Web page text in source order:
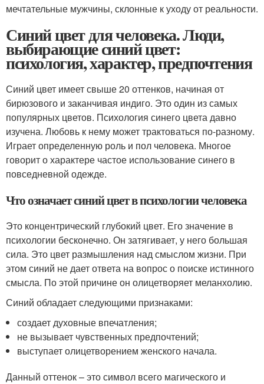
мечтательные мужчины, склонные к уходу от реальности.
Синий цвет для человека. Люди,
выбирающие синий цвет:
психология, характер, предпочтения
Синий цвет имеет свыше 20 оттенков, начиная от
бирюзового и заканчивая индиго. Это один из самых
популярных цветов. Психология синего цвета давно
изучена. Любовь к нему может трактоваться по-разному.
Играет определенную роль и пол человека. Многое
говорит о характере частое использование синего в
повседневной одежде.
Что означает синий цвет в психологии человека
Это концентрический глубокий цвет. Его значение в
психологии бесконечно. Он затягивает, у него большая
сила. Это цвет размышления над смыслом жизни. При
этом синий не дает ответа на вопрос о поиске истинного
смысла. По этой причине он олицетворяет меланхолию.
Синий обладает следующими признаками:
создает духовные впечатления;
не вызывает чувственных предпочтений;
выступает олицетворением женского начала.
Данный оттенок – это символ всего магического и